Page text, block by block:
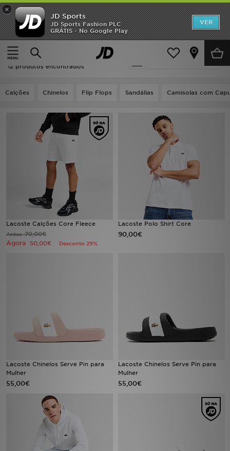
×
JD Sports
JD Sports Fashion PLC
GRÁTIS - No Google Play
VER
Página principal
Lacoste Black Friday PT
Actualizar a pesquisa
Lacoste Black Friday PT
12 produtos encontrados
Calções Chinelos Flip Flops Sandálias Camisolas com
Lacoste Calções Core Fleece
Antes70,00€
Agora 50,00€ Desconto 29%
Lacoste Polo Shirt Core
90,00€
Lacoste Chinelos Serve Pin para
Mulher
55,00€
Lacoste Chinelos Serve Pin para
Mulher
55,00€
INÍCIO
Promoções
NOVIDADES
CRIANÇA
FUTEBOL JD
ESTADO DO TEU PEDIDO
ATENÇÃO AO CLIENTE
FAZ DOWNLOAD DA APP
TRABALHA CONNOSCO